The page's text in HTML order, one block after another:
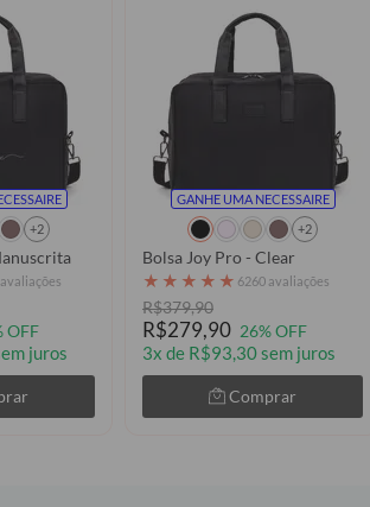
+2
OFF
juros
GANHE UMA NECESSAIRE
+2
Bolsa Joy Pro - Clear
★ ★ ★ ★ ★ 6260 avaliações
R$379,90
R$279,90 26% OFF
3x de R$93,30 sem juros
Comprar